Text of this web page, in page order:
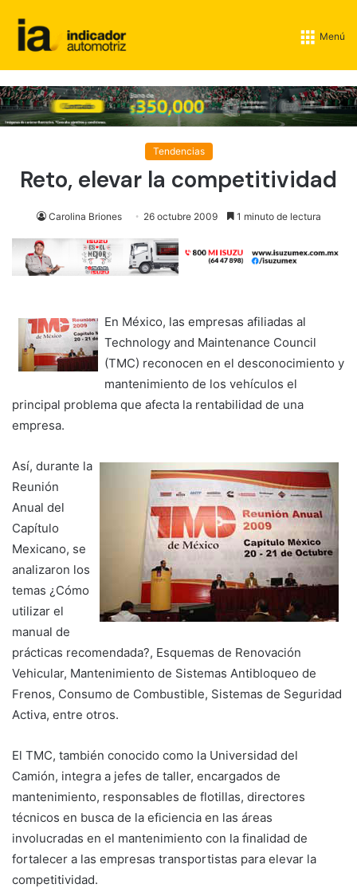
Menú
Tendencias
Reto, elevar la competitividad
Carolina Briones 26 octubre 2009 1 minuto de lectura
En México, las empresas afiliadas al
Technology and Maintenance Council
(TMC) reconocen en el desconocimiento y
mantenimiento de los vehículos el
principal problema que afecta la rentabilidad de una
empresa.
Así, durante la
Reunión
Anual del
Capítulo
Mexicano, se
analizaron los
temas ¿Cómo
utilizar el
manual de
prácticas recomendada?, Esquemas de Renovación
Vehicular, Mantenimiento de Sistemas Antibloqueo de
Frenos, Consumo de Combustible, Sistemas de Seguridad
Activa, entre otros.
El TMC, también conocido como la Universidad del
Camión, integra a jefes de taller, encargados de
mantenimiento, responsables de flotillas, directores
técnicos en busca de la eficiencia en las áreas
involucradas en el mantenimiento con la finalidad de
fortalecer a las empresas transportistas para elevar la
competitividad.